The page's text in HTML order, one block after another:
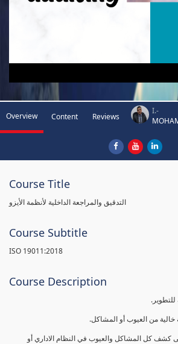
Overview Content Reviews
I.-
Course Title
التدقيق والمراجعة الداخلية لأنظمة الأيزو
Course Subtitle
ISO 19011:2018
Course Description
خالية من العيوب أو المشاكل.
كشف كل المشاكل والعيوب في النظام الاداري أو